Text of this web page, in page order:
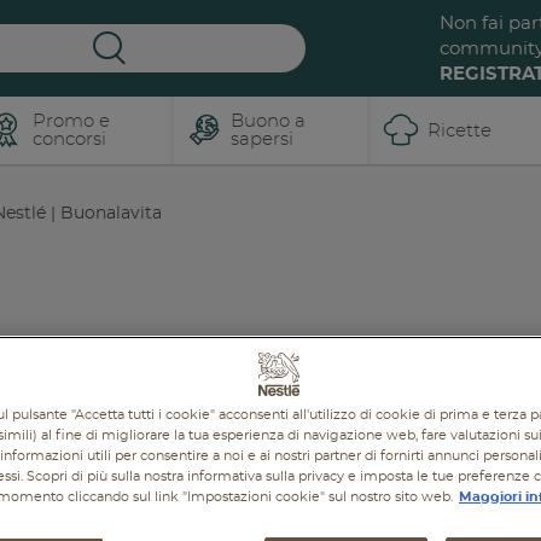
Non fai
Promo e
concorsi
Buono a
sapersi
Ricette
| Buonalavita
PROMOZIONI
pulsante "Accetta tutti i cookie" acconsenti all'utilizzo di cookie di prima e terza
al fine di migliorare la tua esperienza di navigazione web, fare valutazioni
utili per consentire a noi e ai nostri partner di fornirti annunci
Scopri di più sulla nostra informativa sulla privacy e imposta le tue preferenze
cliccando sul link "Impostazioni cookie" sul nostro sito web.
Maggiori